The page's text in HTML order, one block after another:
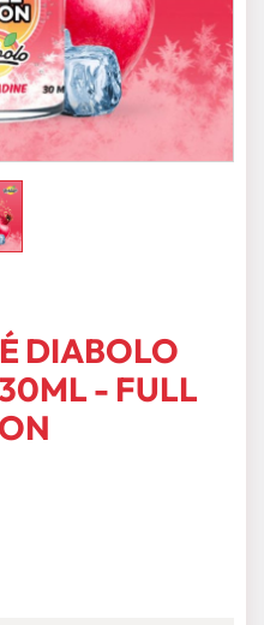
DIABOLO
- FULL